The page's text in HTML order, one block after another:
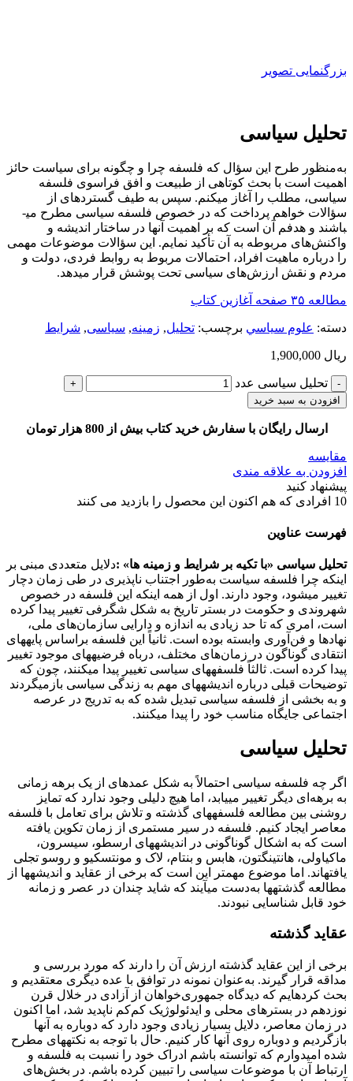
بزرگنمایی تصویر
تحلیل سیاسی
به‌منظور طرح این سؤال که فلسفه چرا و چگونه برای سیاست حائز
اهمیت است با بحث کوتاهی از طبیعت و افق فراسوی فلسفه
سیاسی، مطلب را آغاز می­کنم. سپس به طیف گسترده­ای از
سؤالات خواهم پرداخت که در خصوص فلسفه سیاسی مطرح می­
باشند و هدفم آن است که بر اهمیت آنها در ساختار اندیشه و
واکنش‌های مربوطه به آن تأکید نمایم. این سؤالات موضوعات مهمی
را درباره ماهیت افراد، احتمالات مربوط به روابط فردی، دولت و
مردم و نقش ارزش‌های سیاسی تحت پوشش قرار می­دهد.
مطالعه ۳۵ صفحه آغازین کتاب
دسته: علوم سياسي برچسب: تحلیل, زمینه, سیاسی, شرایط
ریال
تحلیل سیاسی عدد
افزودن به سبد خرید
ارسال رایگان با سفارش خرید کتاب بیش از 800 هزار تومان
مقایسه
افزودن به علاقه مندی
پیشنهاد کنید
10 افرادی که هم اکنون این محصول را بازدید می کنند
فهرست عناوین
تحلیل سیاسی «با تکیه بر شرایط و زمینه­ ها» :دلایل متعددی مبنی بر
اینکه چرا فلسفه سیاست به‌طور اجتناب ناپذیری در طی زمان دچار
تغییر می­شود، وجود دارند. اول از همه اینکه این فلسفه در خصوص
شهروندی و حکومت در بستر تاریخ به شکل شگرفی تغییر پیدا کرده
­است، امری که تا حد زیادی به اندازه و دارایی سازمان‌های ملی،
نهادها و فن‌آوری وابسته بوده است. ثانیاً این فلسفه براساس پایه­های
انتقادی گوناگون در زمان‌های مختلف، درباه فرضیه­های موجود تغییر
پیدا کرده است. ثالثاً فلسفه­های سیاسی تغییر پیدا می­کنند، چون که
توضیحات قبلی درباره اندیشه­های مهم به زندگی سیاسی بازمی­گردند
و به بخشی از فلسفه سیاسی تبدیل شده که به تدریج در عرصه
اجتماعی جایگاه مناسب خود را پیدا می­کنند.
تحلیل سیاسی
اگر چه فلسفه سیاسی احتمالاً به شکل عمده­ای از یک برهه زمانی
به برهه‌ای دیگر تغییر می­یابد، اما هیچ دلیلی وجود ندارد که تمایز
روشنی بین مطالعه فلسفه­های گذشته و تلاش برای تعامل با فلسفه
معاصر ایجاد کنیم. فلسفه در سیر مستمری از زمان تکوین یافته
است که به اشکال گوناگونی در اندیشه­های ارسطو، سیسرون،
ماکیاولی، هانتینگتون، هابس و بنتام، لاک و مونتسکیو و روسو تجلی
یافته­اند. اما موضوع مهم­تر این است که برخی از عقاید و اندیشه­ها از
مطالعه گذشته­ها به‌دست می­آیند که شاید چندان در عصر و زمانه
خود قابل شناسایی نبودند.
عقاید گذشته
برخی از این عقاید گذشته ارزش آن را دارند که مورد بررسی و
مداقه قرار گیرند. به‌عنوان نمونه در توافق با عده دیگری معتقدیم و
بحث کرده­ایم که دیدگاه جمهوری‌خواهان از آزادی در خلال قرن
نوزدهم در بسترهای محلی و ایدئولوژیک کم‌کم ناپدید شد، اما اکنون
در زمان معاصر، دلایل بسیار زیادی وجود دارد که دوباره به آنها
بازگردیم و دوباره روی آنها کار کنیم. حال با توجه به نکته­های مطرح
شده امیدوارم که توانسته باشم ادراک خود را نسبت به فلسفه و
ارتباط آن با موضوعات سیاسی را تبیین کرده باشم. در بخش‌های